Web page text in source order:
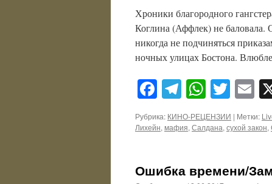
Хроники благородного
Коглина (Аффлек) не
никогда не подчиняться
ночных улицах Бостона.
Facebook
Telegram
Рубрика: КИНО-РЕЦЕНЗИИ | Метки:
Лихейн, мафия, Салдана, сухой закон,
Ошибка времени/